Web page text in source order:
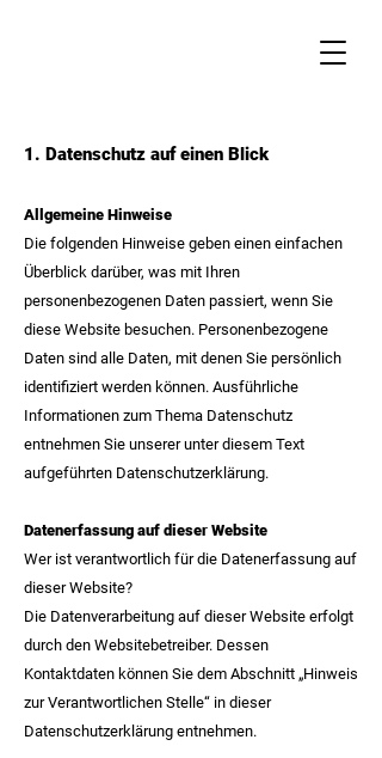
1. Datenschutz auf einen Blick
Allgemeine Hinweise
Die folgenden Hinweise geben einen einfachen
Überblick darüber, was mit Ihren
personenbezogenen Daten passiert, wenn Sie
diese Website besuchen. Personenbezogene
Daten sind alle Daten, mit denen Sie persönlich
identifiziert werden können. Ausführliche
Informationen zum Thema Datenschutz
entnehmen Sie unserer unter diesem Text
aufgeführten Datenschutzerklärung.
Datenerfassung auf dieser Website
Wer ist verantwortlich für die Datenerfassung auf
dieser Website?
Die Datenverarbeitung auf dieser Website erfolgt
durch den Websitebetreiber. Dessen
Kontaktdaten können Sie dem Abschnitt „Hinweis
zur Verantwortlichen Stelle“ in dieser
Datenschutzerklärung entnehmen.